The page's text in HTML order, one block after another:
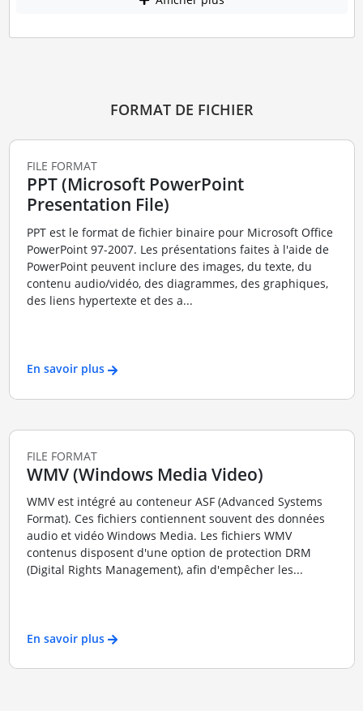
FORMAT DE FICHIER
FILE FORMAT
PPT (Microsoft PowerPoint
Presentation File)
PPT est le format de fichier binaire pour Microsoft Office
PowerPoint 97-2007. Les présentations faites à l'aide de
PowerPoint peuvent inclure des images, du texte, du
contenu audio/vidéo, des diagrammes, des graphiques,
des liens hypertexte et des a...
En savoir plus
FILE FORMAT
WMV (Windows Media Video)
WMV est intégré au conteneur ASF (Advanced Systems
Format). Ces fichiers contiennent souvent des données
audio et vidéo Windows Media. Les fichiers WMV
contenus disposent d'une option de protection DRM
(Digital Rights Management), afin d'empêcher les...
En savoir plus